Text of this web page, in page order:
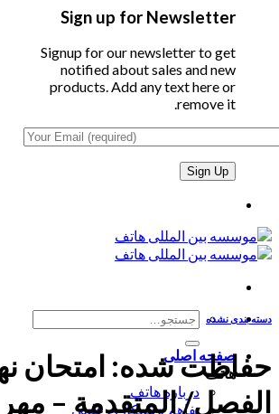
Sign up for Newsletter
Signup for our newsletter to get
notified about sales and new
products. Add any text here or
remove it.
جستجو
صفحه اصلی
هاتف
درباره هاتف
تفاهم و همکاری علمی
دسته بندی نشده
حفاظت شده: امتحان
الفصل/ المتقدمة – مهر 1400